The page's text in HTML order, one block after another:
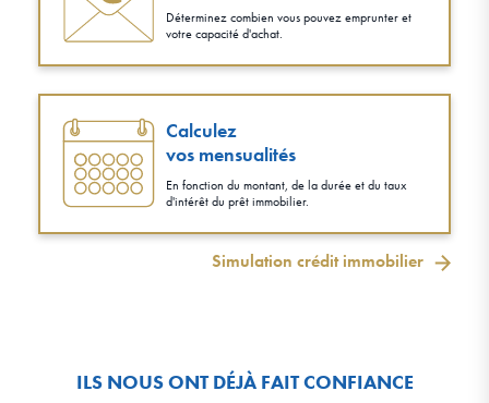
Déterminez combien vous pouvez emprunter et
votre capacité d'achat.
Calculez
vos mensualités
En fonction du montant, de la durée et du taux
d'intérêt du prêt immobilier.
Simulation crédit immobilier
ILS NOUS ONT DÉJÀ FAIT CONFIANCE